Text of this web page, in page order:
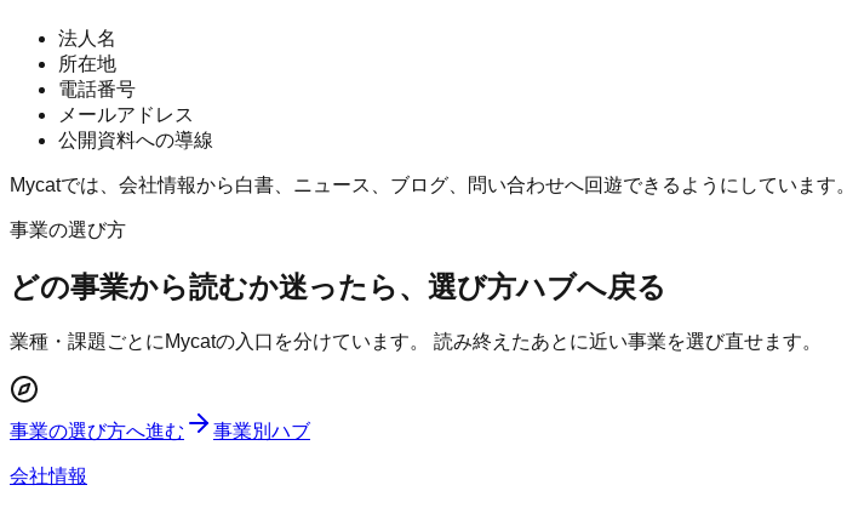
法人名
所在地
電話番号
メールアドレス
公開資料への導線
Mycatでは、会社情報から白書、ニュース、ブログ、問い合わせへ回遊できるようにしています。
事業の選び方
どの事業から読むか迷ったら、選び方ハブへ戻る
業種・課題ごとにMycatの入口を分けています。 読み終えたあとに近い事業を選び直せます。
事業の選び方へ進む 事業別ハブ
会社情報